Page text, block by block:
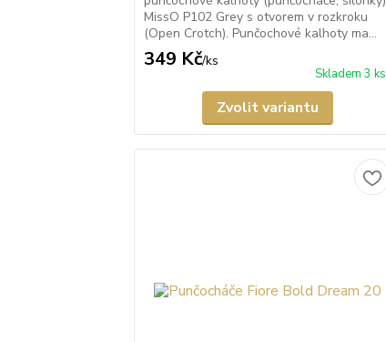
MissO P102 Grey s otvorem v rozkroku
(Open Crotch). Punčochové kalhoty ma...
349 Kč/ks
Skladem 3 ks
Zvolit variantu